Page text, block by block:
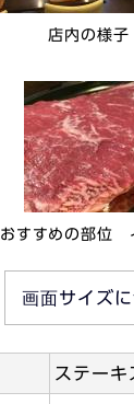
店内の様子
おすすめの部位
画面サイズ
ステーキ